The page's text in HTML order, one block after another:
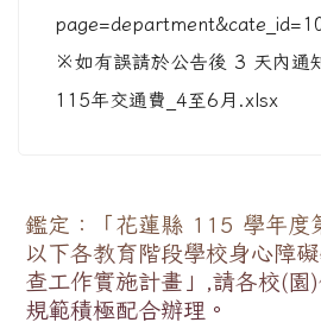
※如有誤請於公告後 3 天內通
115年交通費_4至6月.xlsx
鑑定：「花蓮縣 115 學年度
以下各教育階段學校身心障
查工作實施計畫」,請各校(園
規範積極配合辦理。